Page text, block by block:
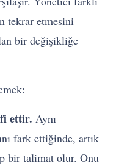
tekrar etmesini
bir değişikliğe
ettir. Aynı
fark ettiğinde, artık
bir talimat olur. Onu